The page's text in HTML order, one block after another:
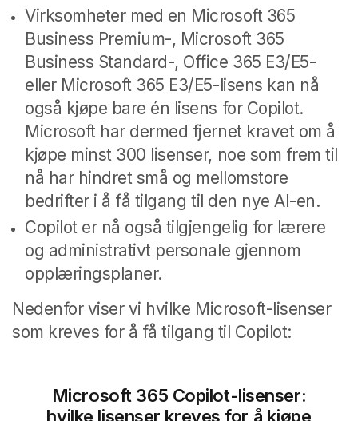
Virksomheter med en Microsoft 365
Business Premium-, Microsoft 365
Business Standard-, Office 365 E3/E5-
eller Microsoft 365 E3/E5-lisens kan nå
også kjøpe bare én lisens for Copilot.
Microsoft har dermed fjernet kravet om å
kjøpe minst 300 lisenser, noe som frem til
nå har hindret små og mellomstore
bedrifter i å få tilgang til den nye AI-en.
Copilot er nå også tilgjengelig for lærere
og administrativt personale gjennom
opplæringsplaner.
Nedenfor viser vi hvilke Microsoft-lisenser
som kreves for å få tilgang til Copilot:
Microsoft 365 Copilot-lisenser:
hvilke lisenser kreves for å kjøpe